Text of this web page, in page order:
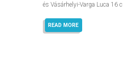
és Vásárhelyi-Varga Luca 16
READ MORE